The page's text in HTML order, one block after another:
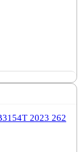
2023 262